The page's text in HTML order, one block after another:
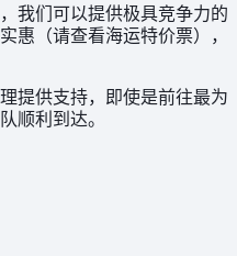
我们可以提供极具竞争力的
惠（请查看海运特价票），
提供支持，即使是前往最为
顺利到达。